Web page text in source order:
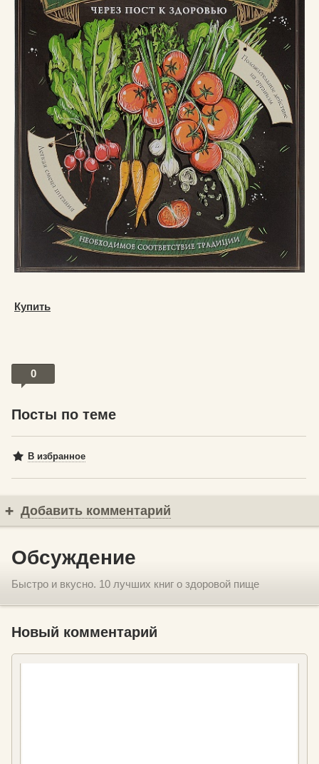
Купить
0
Посты по теме
В избранное
Добавить комментарий
Обсуждение
Быстро и вкусно. 10 лучших книг о здоровой пище
Новый комментарий